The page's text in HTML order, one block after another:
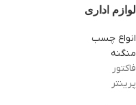
لوازم اداری
انواع چسب
منگنه
فاکتور
پرینتر